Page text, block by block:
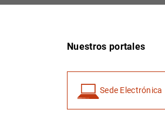
Nuestros portales
Sede Electrónica